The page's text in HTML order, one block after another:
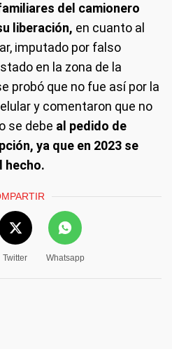
del camionero
liberación, en cuanto al
imputado por falso
en la zona de la
probó que no fue así por la
y comentaron que no
se debe al pedido de
ya que en 2023 se
hecho.
Twitter Whatsapp